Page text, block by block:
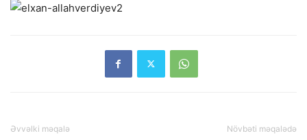
Əvvəlki məqalə Növbəti məqalədə